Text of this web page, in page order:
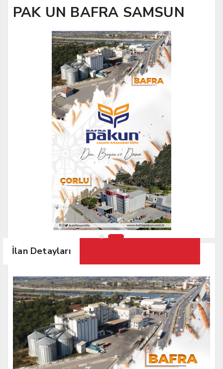
PAK UN BAFRA SAMSUN
İlan Detayları